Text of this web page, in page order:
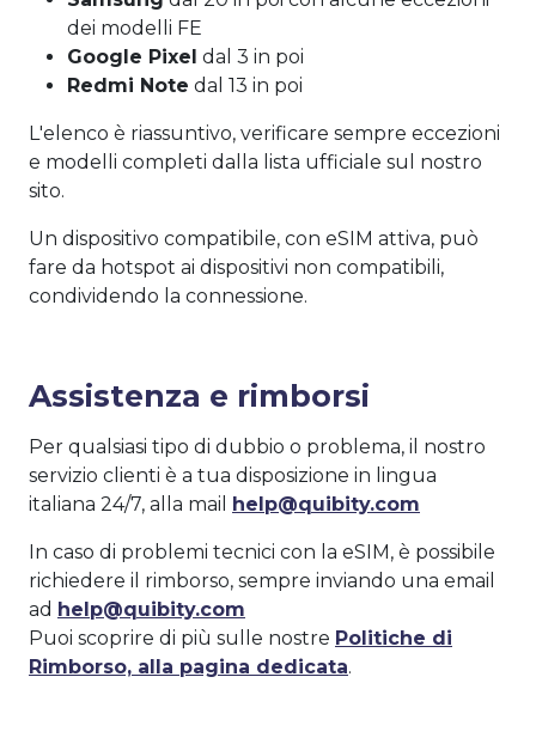
dei modelli FE
Google Pixel dal 3 in poi
Redmi Note dal 13 in poi
L'elenco è riassuntivo, verificare sempre eccezioni
e modelli completi dalla lista ufficiale sul nostro
sito.
Un dispositivo compatibile, con eSIM attiva, può
fare da hotspot ai dispositivi non compatibili,
condividendo la connessione.
Assistenza e rimborsi
Per qualsiasi tipo di dubbio o problema, il nostro
servizio clienti è a tua disposizione in lingua
italiana 24/7, alla mail
help@quibity.com
In caso di problemi tecnici con la eSIM, è possibile
richiedere il rimborso, sempre inviando una email
ad help@quibity.com
Puoi scoprire di più sulle nostre Politiche di
Rimborso, alla pagina dedicata.